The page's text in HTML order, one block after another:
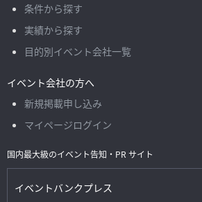
条件から探す
実績から探す
目的別イベント会社一覧
イベント会社の方へ
新規掲載申し込み
マイページログイン
国内最大級のイベント告知・PR サイト
イベントバンクプレス